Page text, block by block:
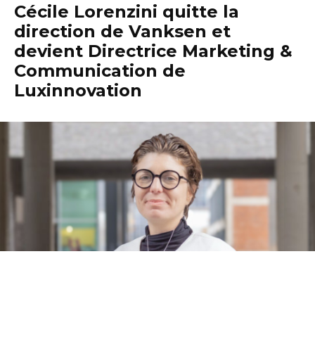
Cécile Lorenzini quitte la
direction de Vanksen et
devient Directrice Marketing &
Communication de
Luxinnovation